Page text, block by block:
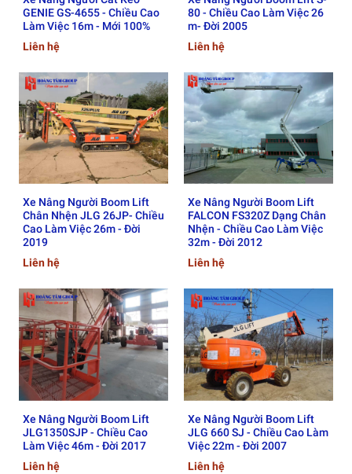
GENIE GS-4655 - Chiều Cao
Làm Việc 16m - Mới 100%
Liên hệ
80 - Chiều Cao Làm Việc 26
m- Đời 2005
Liên hệ
Xe Nâng Người Boom Lift
Chân Nhện JLG 26JP- Chiều
Cao Làm Việc 26m - Đời
2019
Liên hệ
Xe Nâng Người Boom Lift
FALCON FS320Z Dạng Chân
Nhện - Chiều Cao Làm Việc
32m - Đời 2012
Liên hệ
Xe Nâng Người Boom Lift
JLG1350SJP - Chiều Cao
Làm Việc 46m - Đời 2017
Liên hệ
Xe Nâng Người Boom Lift
JLG 660 SJ - Chiều Cao Làm
Việc 22m - Đời 2007
Liên hệ